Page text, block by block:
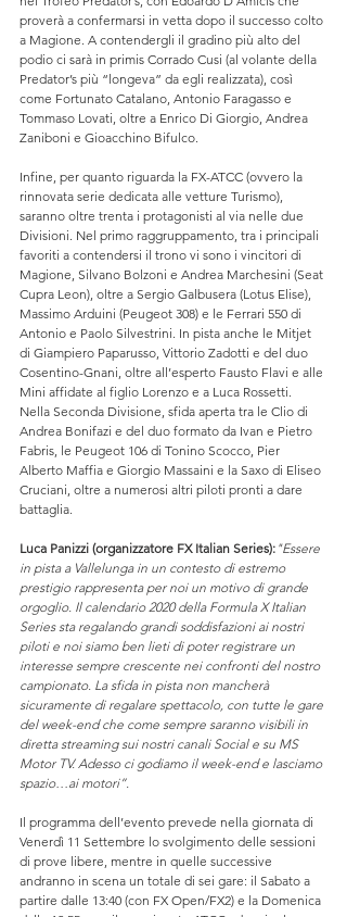
proverà a confermarsi in vetta dopo il successo colto
a Magione. A contendergli il gradino più alto del
podio ci sarà in primis Corrado Cusi (al volante della
Predator’s più “longeva” da egli realizzata), così
come Fortunato Catalano, Antonio Faragasso e
Tommaso Lovati, oltre a Enrico Di Giorgio, Andrea
Zaniboni e Gioacchino Bifulco.
Infine, per quanto riguarda la FX-ATCC (ovvero la
rinnovata serie dedicata alle vetture Turismo),
saranno oltre trenta i protagonisti al via nelle due
Divisioni. Nel primo raggruppamento, tra i principali
favoriti a contendersi il trono vi sono i vincitori di
Magione, Silvano Bolzoni e Andrea Marchesini (Seat
Cupra Leon), oltre a Sergio Galbusera (Lotus Elise),
Massimo Arduini (Peugeot 308) e le Ferrari 550 di
Antonio e Paolo Silvestrini. In pista anche le Mitjet
di Giampiero Paparusso, Vittorio Zadotti e del duo
Cosentino-Gnani, oltre all’esperto Fausto Flavi e alle
Mini affidate al figlio Lorenzo e a Luca Rossetti.
Nella Seconda Divisione, sfida aperta tra le Clio di
Andrea Bonifazi e del duo formato da Ivan e Pietro
Fabris, le Peugeot 106 di Tonino Scocco, Pier
Alberto Maffia e Giorgio Massaini e la Saxo di Eliseo
Cruciani, oltre a numerosi altri piloti pronti a dare
battaglia.
Luca Panizzi (organizzatore FX Italian Series): "Essere
in pista a Vallelunga in un contesto di estremo
prestigio rappresenta per noi un motivo di grande
orgoglio. Il calendario 2020 della Formula X Italian
Series sta regalando grandi soddisfazioni ai nostri
piloti e noi siamo ben lieti di poter registrare un
interesse sempre crescente nei confronti del nostro
campionato. La sfida in pista non mancherà
sicuramente di regalare spettacolo, con tutte le gare
del week-end che come sempre saranno visibili in
diretta streaming sui nostri canali Social e su MS
Motor TV. Adesso ci godiamo il week-end e lasciamo
spazio…ai motori”.
Il programma dell’evento prevede nella giornata di
Venerdì 11 Settembre lo svolgimento delle sessioni
di prove libere, mentre in quelle successive
andranno in scena un totale di sei gare: il Sabato a
partire dalle 13:40 (con FX Open/FX2) e la Domenica